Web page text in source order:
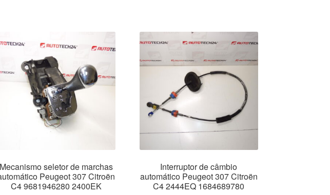
Mecanismo seletor de marchas
Peugeot 307 Citroën
C4 9681946280 2400EK
Interruptor de câmbio
automático Peugeot 307 Citroën
C4 2444EQ 1684689780